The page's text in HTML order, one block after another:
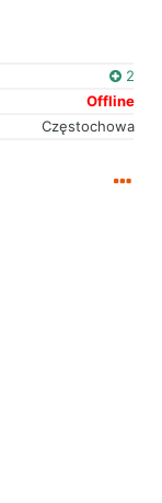
2
Offline
Częstochowa